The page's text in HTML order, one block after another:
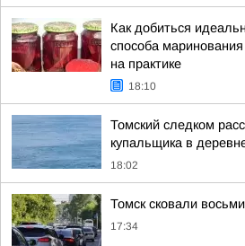
Как добиться
способа
на практике
18:10
Томский следком
купальщика в
18:02
Томск сковали
17:34